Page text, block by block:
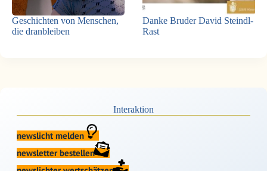
Geschichten von Menschen,
die dranbleiben
Danke Bruder David Steindl-
Rast
Interaktion
newslicht melden
newsletter bestellen